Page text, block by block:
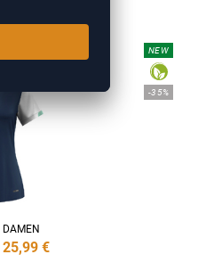
DAMEN
25,99 €
NEW
-35%